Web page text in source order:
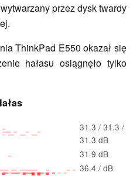
przez dysk twardy
ThinkPad E550 okazał się
hałasu osiągnęło tylko
31.3 / 31.3 /
31.3 dB
31.9 dB
36.4 / dB